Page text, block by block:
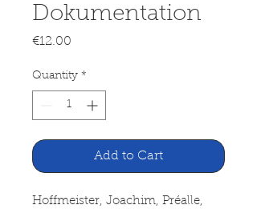
Dokumentation
€12.00
Quantity *
Add to Cart
Hoffmeister, Joachim, Préalle,